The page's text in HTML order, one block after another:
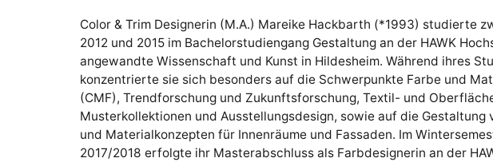
Color & Trim Designerin (M.A.) Mareike Hackbarth (*1993) studierte
2012 und 2015 im Bachelorstudiengang Gestaltung an der HAWK
angewandte Wissenschaft und Kunst in Hildesheim. Während ihres
konzentrierte sie sich besonders auf die Schwerpunkte Farbe und
(CMF), Trendforschung und Zukunftsforschung, Textil- und
Musterkollektionen und Ausstellungsdesign, sowie auf die Gestaltung
und Materialkonzepten für Innenräume und Fassaden. Im
2017/2018 erfolgte ihr Masterabschluss als Farbdesignerin an der